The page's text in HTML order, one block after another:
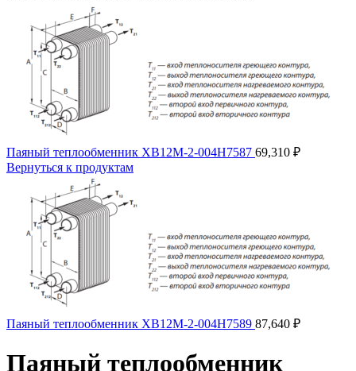
Паяный теплообменник XB12M-2-004H7587 69,310 ₽
Вернуться к продуктам
Паяный теплообменник XB12M-2-004H7589 87,640 ₽
Паяный теплообменник